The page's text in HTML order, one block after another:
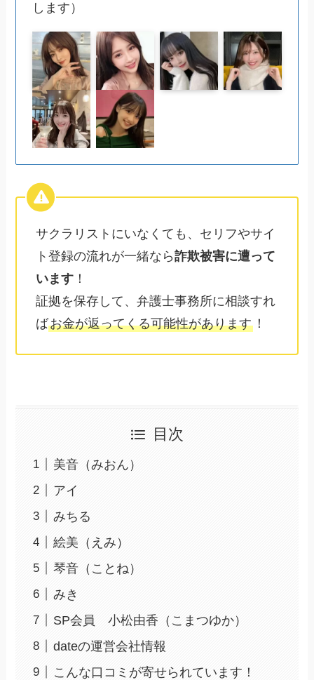
します）
サクラリストにいなくても、セリフやサイ
ト登録の流れが一緒なら詐欺被害に遭って
います ！
証拠を保存して、弁護士事務所に相談すれ
ばお金が返ってくる可能性があります ！
目次
美音（みおん）
アイ
みちる
絵美（えみ）
琴音（ことね）
みき
SP会員 小松由香（こまつゆか）
dateの運営会社情報
こんな口コミが寄せられています！